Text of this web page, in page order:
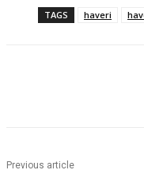
TAGS haveri
Previous article